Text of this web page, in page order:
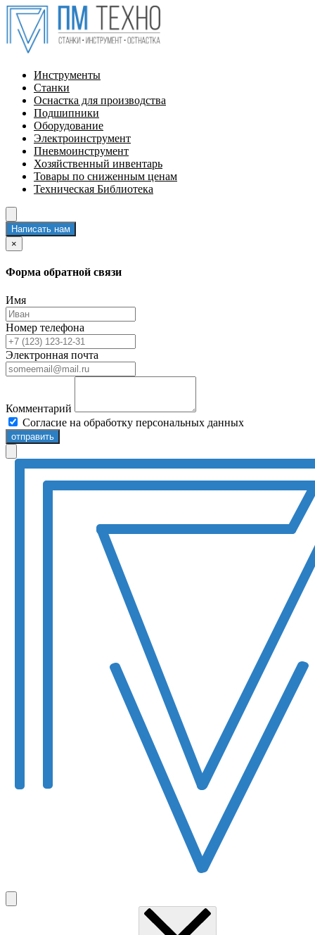
Инструменты
Станки
Оснастка для производства
Подшипники
Оборудование
Электроинструмент
Пневмоинструмент
Хозяйственный инвентарь
Товары по сниженным ценам
Техническая Библиотека
Написать нам
×
Форма обратной связи
Имя
Номер телефона
Электронная почта
Комментарий
Согласие на обработку персональных данных
отправить